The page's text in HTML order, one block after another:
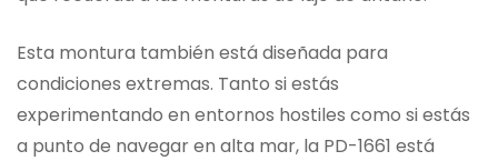
Esta montura también está diseñada para
condiciones extremas. Tanto si estás
experimentando en entornos hostiles como si estás
a punto de navegar en alta mar, la PD-1661 está